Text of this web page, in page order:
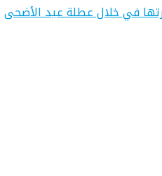
في خلال عطلة عيد الأضحى